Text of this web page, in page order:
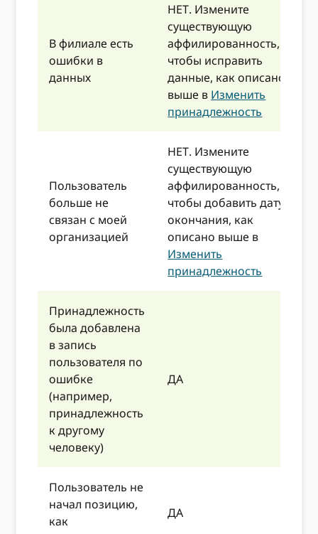
В филиале есть
ошибки в
данных
НЕТ. Измените
существующую
аффилированность,
чтобы исправить
данные, как описано
выше в Изменить
принадлежность
Пользователь
больше не
связан с моей
организацией
НЕТ. Измените
существующую
аффилированность,
чтобы добавить дату
окончания, как
описано выше в
Изменить
принадлежность
Принадлежность
была добавлена ​​
в запись
пользователя по
ошибке
(например,
принадлежность
к другому
человеку)
ДА
Пользователь не
начал позицию,
как
ДА